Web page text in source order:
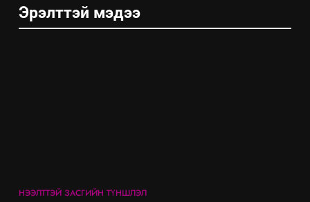
7
технологийн хүн, мал, амьтны
Эрэлттэй мэдээ
НЭЭЛТТЭЙ ЗАСГИЙН ТҮНШЛЭЛ